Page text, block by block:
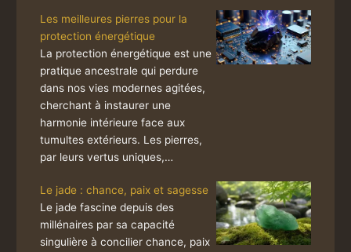
Les meilleures pierres pour la
protection énergétique
La protection énergétique est une
pratique ancestrale qui perdure
dans nos vies modernes agitées,
cherchant à instaurer une
harmonie intérieure face aux
tumultes extérieurs. Les pierres,
par leurs vertus uniques,…
Le jade : chance, paix et sagesse
Le jade fascine depuis des
millénaires par sa capacité
singulière à concilier chance, paix